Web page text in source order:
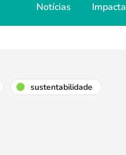
Notícias
sustentabilidade